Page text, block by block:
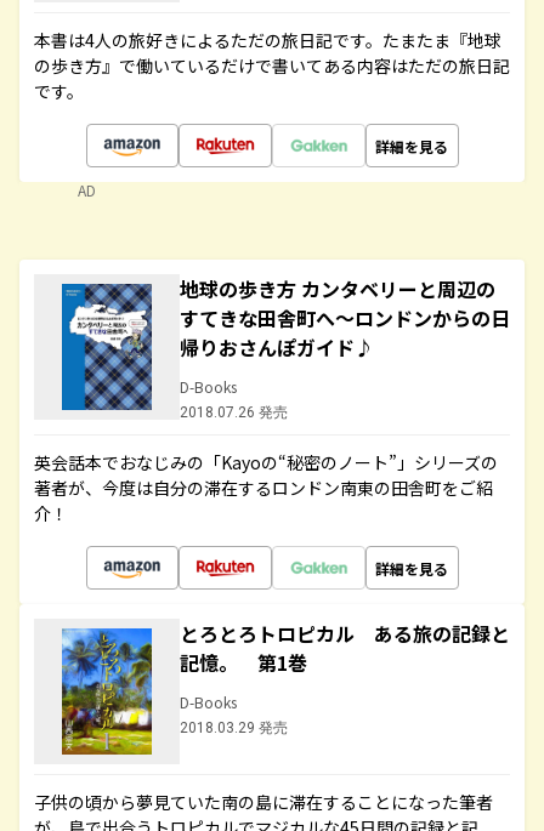
本書は4人の旅好きによるただの旅日記です。たまたま『地球
の歩き方』で働いているだけで書いてある内容はただの旅日記
です。
詳細を見る
AD
地球の歩き方 カンタベリーと周辺の
すてきな田舎町へ～ロンドンからの日
帰りおさんぽガイド♪
D-Books
2018.07.26 発売
英会話本でおなじみの「Kayoの“秘密のノート”」シリーズの
著者が、今度は自分の滞在するロンドン南東の田舎町をご紹
介！
詳細を見る
とろとろトロピカル ある旅の記録と
記憶。 第1巻
D-Books
2018.03.29 発売
子供の頃から夢見ていた南の島に滞在することになった筆者